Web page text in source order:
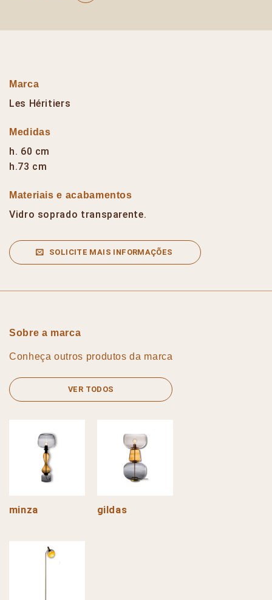
Marca
Les Héritiers
Medidas
h. 60 cm
h.73 cm
Materiais e acabamentos
Vidro soprado transparente.
SOLICITE MAIS INFORMAÇÕES
Sobre a marca
Conheça outros produtos da marca
VER TODOS
minza gildas